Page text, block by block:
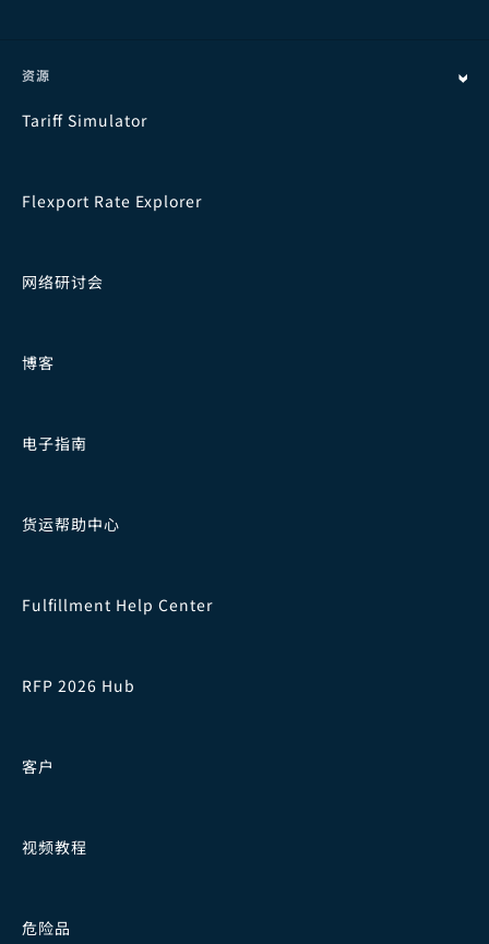
资源
Tariff Simulator
Flexport Rate Explorer
网络研讨会
博客
电子指南
货运帮助中心
Fulfillment Help Center
RFP 2026 Hub
客户
视频教程
危险品